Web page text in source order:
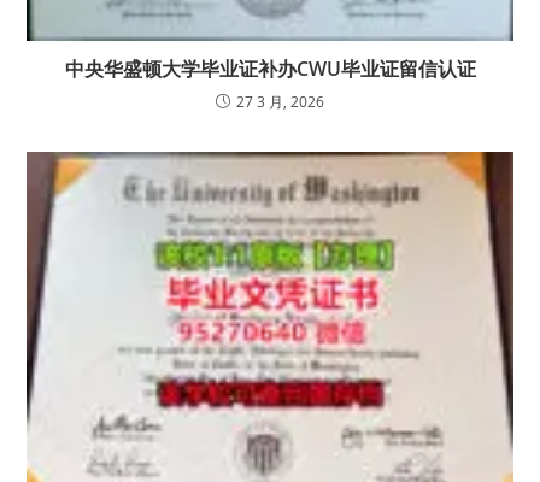
中央华盛顿大学毕业证补办CWU毕业证留信认证
27 3 月, 2026